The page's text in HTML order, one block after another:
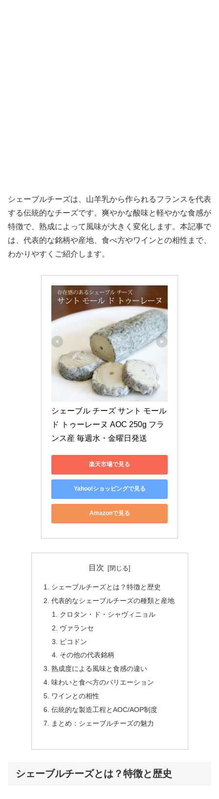
シェーブルチーズは、山羊乳から作られるフランスを代表
する伝統的なチーズです。爽やかな酸味と軽やかな食感が
特徴で、熟成によって風味が大きく変化します。本記事で
は、代表的な銘柄や産地、食べ方やワインとの相性まで、
わかりやすくご紹介します。
シェーブル チーズ サント モール
ド トゥーレーヌ AOC 250g フラ
ンス産 毎週水・金曜日発送
楽天市場で見る
Yahoo!ショッピングで見る
Amazonで見る
目次
シェーブルチーズとは？特徴と歴史
代表的なシェーブルチーズの種類と産地
クロタン・ド・シャヴィニョル
ヴァランセ
ピコドン
その他の代表銘柄
熟成度による風味と食感の違い
味わいと食べ方のバリエーション
ワインとの相性
伝統的な製造工程とAOC/AOP制度
まとめ：シェーブルチーズの魅力
シェーブルチーズとは？特徴と歴史